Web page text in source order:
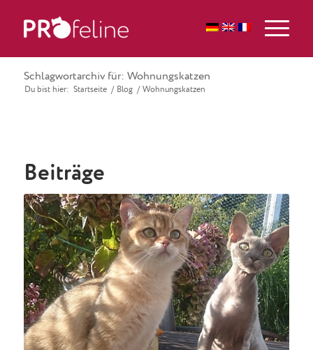
Schlagwortarchiv für: Wohnungskatzen
Du bist hier: Startseite / Blog / Wohnungskatzen
Beiträge